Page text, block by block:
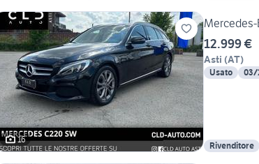
16
Mercedes-
12.999 €
Asti (AT)
Usato 03/
Rivenditore